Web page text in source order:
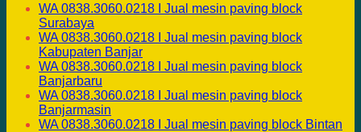
WA 0838.3060.0218 I Jual mesin paving block
Surabaya
WA 0838.3060.0218 I Jual mesin paving block
Kabupaten Banjar
WA 0838.3060.0218 I Jual mesin paving block
Banjarbaru
WA 0838.3060.0218 I Jual mesin paving block
Banjarmasin
WA 0838.3060.0218 I Jual mesin paving block Bintan